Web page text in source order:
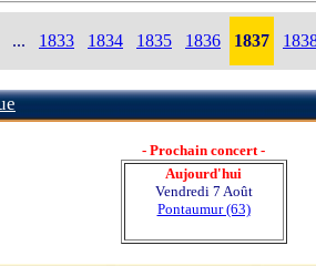
... 1833 1834 1835 1836 1837
- Prochain concert -
Aujourd'hui
Vendredi 7 Août
Pontaumur (63)